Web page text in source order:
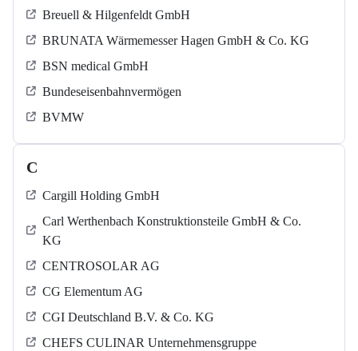
Breuell & Hilgenfeldt GmbH
BRUNATA Wärmemesser Hagen GmbH & Co. KG
BSN medical GmbH
Bundeseisenbahnvermögen
BVMW
C
Cargill Holding GmbH
Carl Werthenbach Konstruktionsteile GmbH & Co.
KG
CENTROSOLAR AG
CG Elementum AG
CGI Deutschland B.V. & Co. KG
CHEFS CULINAR Unternehmensgruppe